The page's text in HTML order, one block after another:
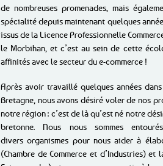
de nombreuses promenades, mais
spécialité depuis maintenant quelques
issus de la Licence Professionnelle
le Morbihan, et c’est au sein de cette
affinités avec le secteur du e-commerce !
Après avoir travaillé quelques années
Bretagne, nous avons désiré voler de nos
notre région : c’est de là qu’est né notre
bretonne. Nous nous sommes
divers organismes pour nous aider à
(Chambre de Commerce et d’Industries)